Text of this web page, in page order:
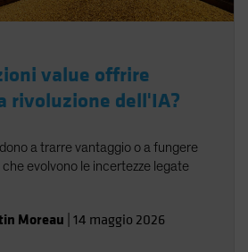
value offrire
rivoluzione dell'IA?
a trarre vantaggio o a fungere
evolvono le incertezze legate
Moreau 14 maggio 2026